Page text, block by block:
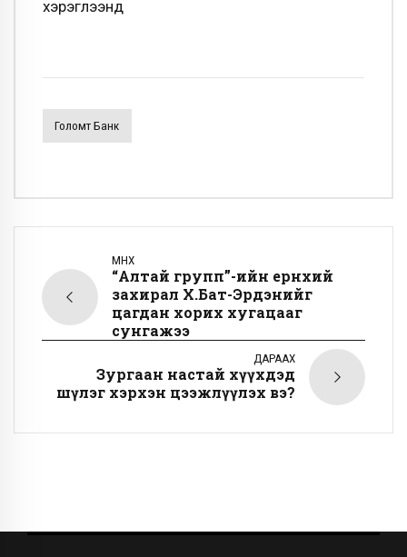
хэрэглээнд
Голомт Банк
ӨМНӨХ
“Алтай групп”-ийн ерөнхий
захирал Х.Бат-Эрдэнийг
цагдан хорих хугацааг
сунгажээ
ДАРААХ
Зургаан настай хүүхдэд
шүлэг хэрхэн цээжлүүлэх вэ?